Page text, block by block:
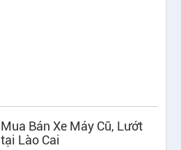
Mua Bán Xe Máy Cũ, Lướt
tại Lào Cai